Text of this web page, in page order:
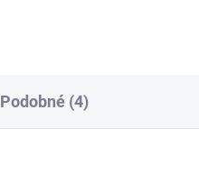
Podobné (4)